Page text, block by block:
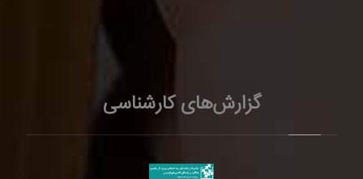
گزارش‌های کارشناسی